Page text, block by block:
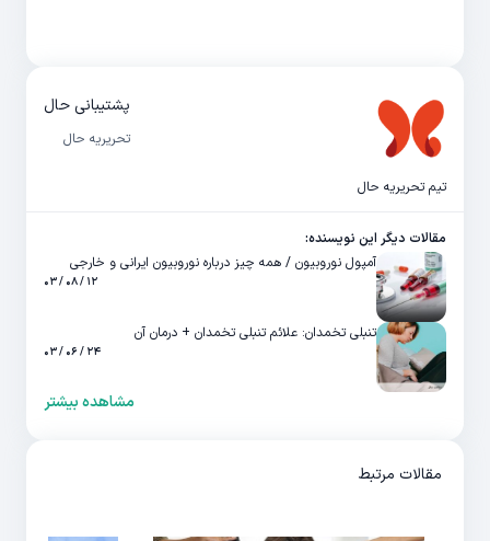
پشتیبانی حال
تحریریه حال
تیم تحریریه حال
مقالات دیگر این نویسنده:
آمپول نوروبیون / همه چیز درباره نوروبیون ایرانی و خارجی
۱۲ / ۰۸ / ۰۳
تنبلی تخمدان: علائم تنبلی تخمدان + درمان آن
۲۴ / ۰۶ / ۰۳
مشاهده بیشتر
مقالات مرتبط